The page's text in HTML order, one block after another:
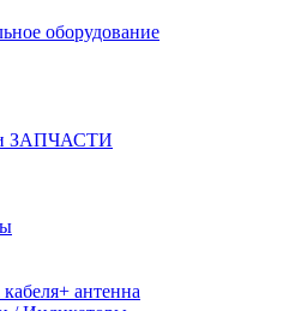
оборудование
и ЗАПЧАСТИ
антенна